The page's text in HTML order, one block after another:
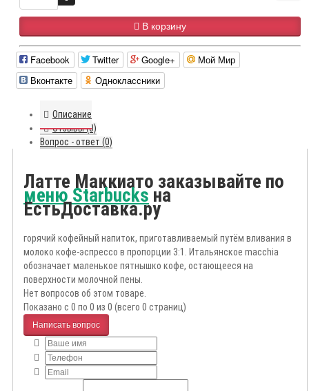
В корзину
Facebook Twitter Google+
Мой Мир
Вконтакте
Одноклассники
Описание
Отзывы (0)
Вопрос - ответ (0)
Латте Маккиато заказывайте по
меню Starbucksна
ЕстьДоставка.ру
горячий кофейный напиток, приготавливаемый путём вливания в
молоко кофе-эспрессо в пропорции 3:1. Итальянское macchia
обозначает маленькое пятнышко кофе, остающееся на
поверхности молочной пены.
Нет вопросов об этом товаре.
Показано с 0 по 0 из 0 (всего 0 страниц)
Написать вопрос